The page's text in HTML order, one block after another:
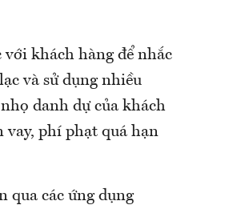
khách hàng để nhắc
và sử dụng nhiều
danh dự của khách
vay, phí phạt quá hạn
qua các ứng dụng